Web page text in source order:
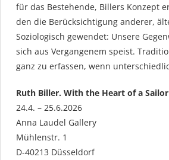
für das Bestehende, Billers Konzept
den die Berücksichtigung anderer,
Soziologisch gewendet: Unsere
sich aus Vergangenem speist.
ganz zu erfassen, wenn
Ruth Biller. With the Heart of a Sailor
24.4. – 25.6.2026
Anna Laudel Gallery
Mühlenstr. 1
D-40213 Düsseldorf